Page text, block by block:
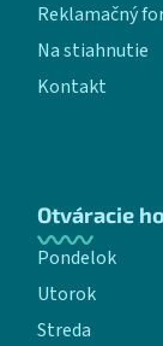
Reklamačný
Na stiahnutie
Kontakt
Otváracie
Pondelok
Utorok
Streda